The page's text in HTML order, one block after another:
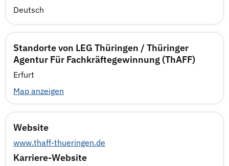
Deutsch
Standorte von LEG Thüringen / Thüringer
Agentur Für Fachkräftegewinnung (ThAFF)
Erfurt
Map anzeigen
Website
www.thaff-thueringen.de
Karriere-Website